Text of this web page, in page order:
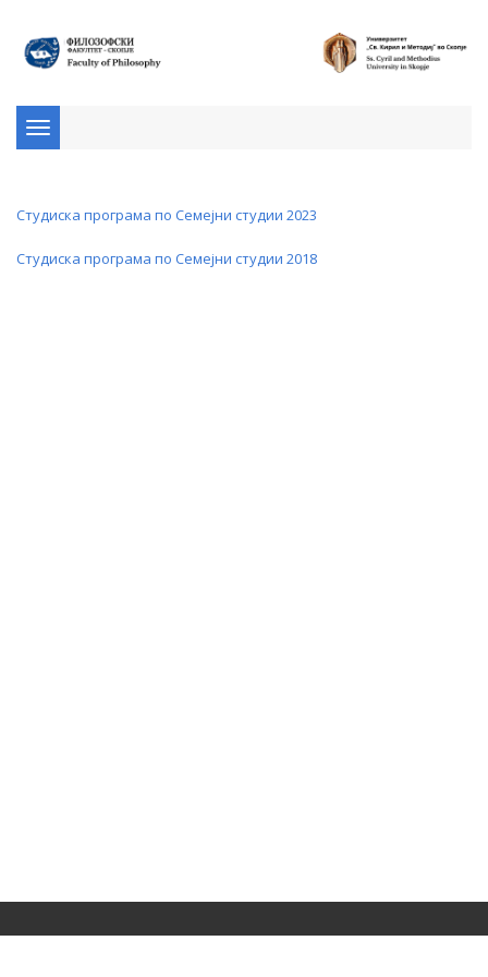
Toggle
navigation
Студиска програма по Семејни студии 2023
Студиска програма по Семејни студии 2018